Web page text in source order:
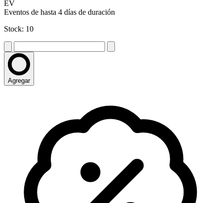
EV
Eventos de hasta 4 días de duración
Stock: 10
Agregar